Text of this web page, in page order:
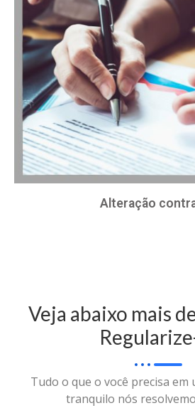
Alteração
Veja abaixo mais
Tudo o que o você precisa em
tranquilo nós